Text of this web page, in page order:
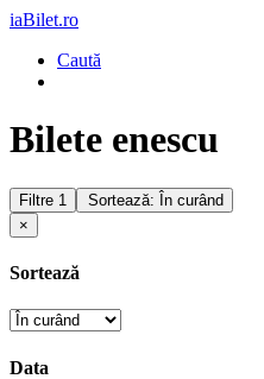
iaBilet.ro
Caută
Bilete enescu
Filtre 1
Sortează: În curând
×
Sortează
Data